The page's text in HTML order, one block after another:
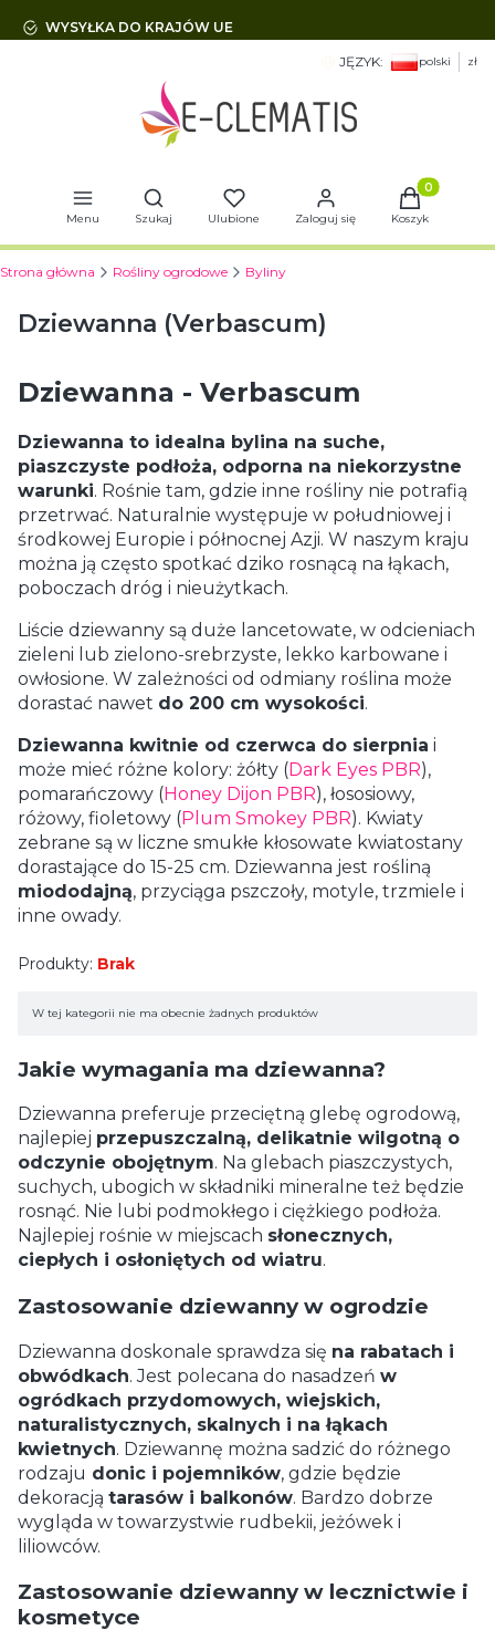
WYSYŁKA DO KRAJÓW UE
JĘZYK: polski zł
Menu
Otwórz wyszukiwarkę
Szukaj Ulubione Zaloguj się
Produkty
Koszyk
Strona główna Rośliny ogrodowe Byliny
Dziewanna (Verbascum)
Dziewanna - Verbascum
Dziewanna to idealna bylina na suche,
piaszczyste podłoża, odporna na niekorzystne
warunki. Rośnie tam, gdzie inne rośliny nie potrafią
przetrwać. Naturalnie występuje w południowej i
środkowej Europie i północnej Azji. W naszym kraju
można ją często spotkać dziko rosnącą na łąkach,
poboczach dróg i nieużytkach.
Liście dziewanny są duże lancetowate, w odcieniach
zieleni lub zielono-srebrzyste, lekko karbowane i
owłosione. W zależności od odmiany roślina może
dorastać nawet do 200 cm wysokości.
Dziewanna kwitnie od czerwca do sierpnia i
może mieć różne kolory: żółty (Dark Eyes PBR),
pomarańczowy (Honey Dijon PBR), łososiowy,
różowy, fioletowy (Plum Smokey PBR). Kwiaty
zebrane są w liczne smukłe kłosowate kwiatostany
dorastające do 15-25 cm. Dziewanna jest rośliną
miododajną, przyciąga pszczoły, motyle, trzmiele i
inne owady.
Produkty: Brak
Lista produktów
W tej kategorii nie ma obecnie żadnych produktów
Jakie wymagania ma dziewanna?
Dziewanna preferuje przeciętną glebę ogrodową,
najlepiej przepuszczalną, delikatnie wilgotną o
odczynie obojętnym. Na glebach piaszczystych,
suchych, ubogich w składniki mineralne też będzie
rosnąć. Nie lubi podmokłego i ciężkiego podłoża.
Najlepiej rośnie w miejscach słonecznych,
ciepłych i osłoniętych od wiatru.
Zastosowanie dziewanny w ogrodzie
Dziewanna doskonale sprawdza się na rabatach i
obwódkach. Jest polecana do nasadzeń w
ogródkach przydomowych, wiejskich,
naturalistycznych, skalnych i na łąkach
kwietnych. Dziewannę można sadzić do różnego
rodzaju donic i pojemników, gdzie będzie
dekoracją tarasów i balkonów. Bardzo dobrze
wygląda w towarzystwie rudbekii, jeżówek i
liliowców.
Zastosowanie dziewanny w lecznictwie i
kosmetyce